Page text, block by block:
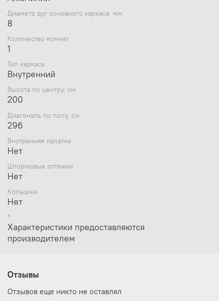
и в хорошей компании.
Бренд
Страна бренда
Цвета
Дополнительный цвет
Вес, кг
Страна производитель
Плотность ткани, D
Сезонность
Ветрозащитная юбка
Геометрия
Материал тента
Пол палатки
Пропитка тента
Диаметр дуг основного каркаса, мм
Тип каркаса
Высота по центру, см
200
Диагональ по полу, см
Диаметр дуг основного каркаса, мм
8
Количество комнат
1
Тип каркаса
Внутренний
Высота по центру, см
200
Диагональ по полу, см
296
Внутренняя палатка
Нет
Штормовые оттяжки
Нет
Колышки
Нет
*
Характеристики предоставляются
производителем
Отзывы
Отзывов еще никто не оставлял